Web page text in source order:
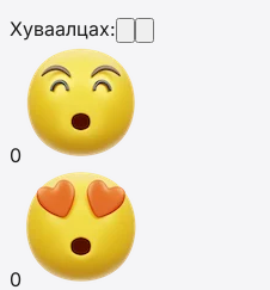
Хуваалцах:
0
0